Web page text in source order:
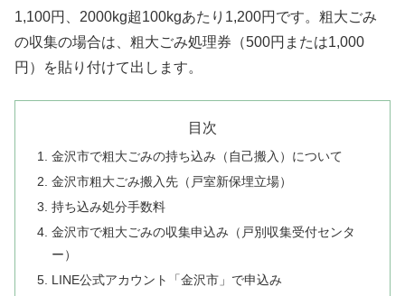
1,100円、2000kg超100kgあたり1,200円です。粗大ごみ
の収集の場合は、粗大ごみ処理券（500円または1,000
円）を貼り付けて出します。
目次
金沢市で粗大ごみの持ち込み（自己搬入）について
金沢市粗大ごみ搬入先（戸室新保埋立場）
持ち込み処分手数料
金沢市で粗大ごみの収集申込み（戸別収集受付センタ
ー）
LINE公式アカウント「金沢市」で申込み